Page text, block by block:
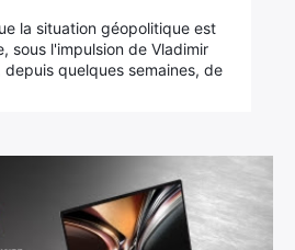
la situation géopolitique est
sous l'impulsion de Vladimir
quelques semaines, de